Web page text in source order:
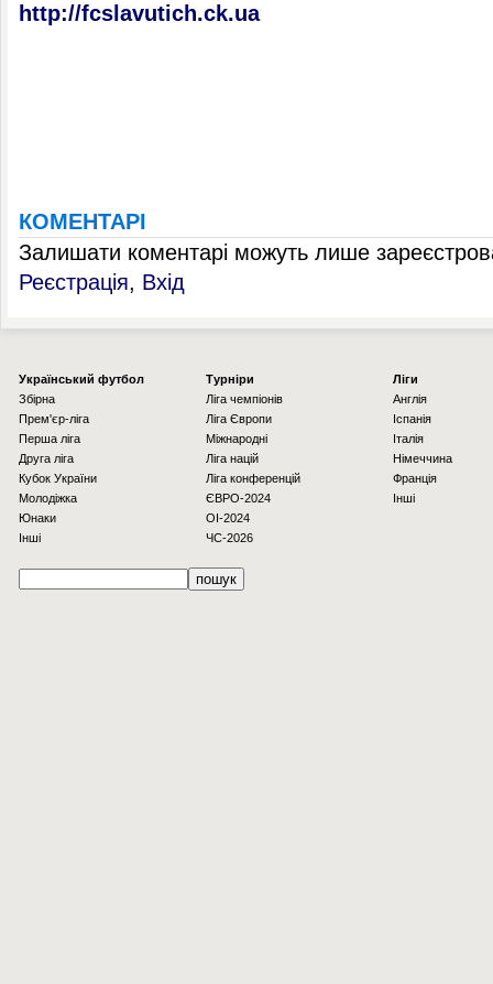
http://fcslavutich.ck.ua
КОМЕНТАРІ
Залишати коментарі можуть лише
Реєстрація, Вхід
Українcький футбол
Збірна
Прем'єр-ліга
Перша ліга
Друга ліга
Кубок України
Молодіжка
Юнаки
Інші
Турніри
Ліга чемпіонів
Ліга Європи
Міжнародні
Ліга націй
Ліга конференцій
ЄВРО-2024
OI-2024
ЧС-2026
Ліги
Англія
Іспанія
Італія
Німеччина
Франція
Інші